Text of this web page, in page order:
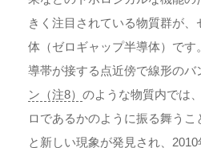
きく注目されている物質群が
体（ゼロギャップ半導体）で
導帯が接する点近傍で線形のバ
ン（注8） のような物質内では
ロであるかのように振る舞うこ
と新しい現象が発見され、